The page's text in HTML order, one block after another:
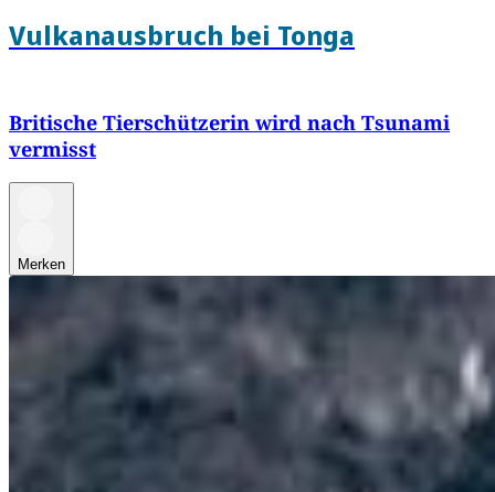
Vulkanausbruch bei Tonga
Britische Tierschützerin wird nach Tsunami
vermisst
Merken